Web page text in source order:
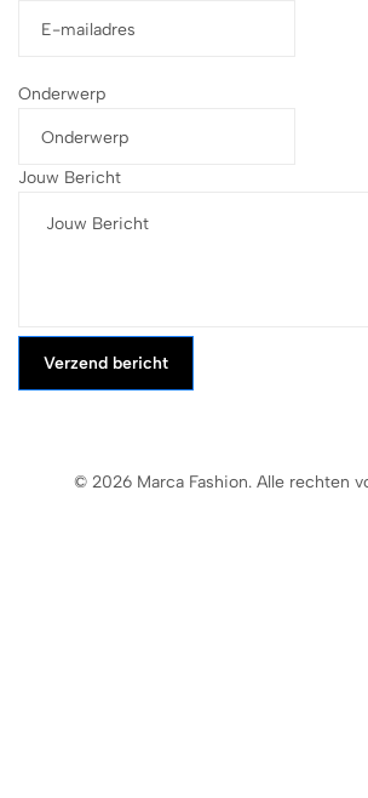
Onderwerp
Jouw Bericht
Verzend bericht
© 2026 Marca Fashion. Alle rechten